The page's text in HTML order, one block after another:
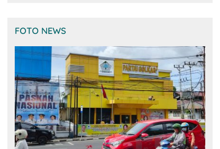
FOTO NEWS